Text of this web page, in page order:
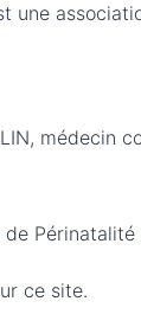
une
médecin
ce site.